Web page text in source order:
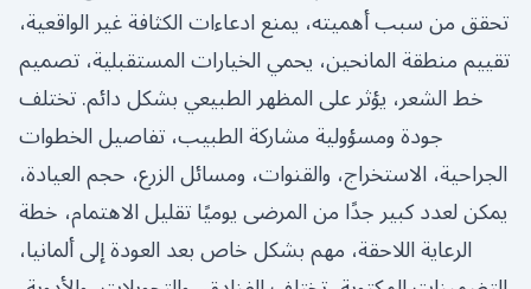
تحقق من سبب أهميته، يمنع ادعاءات الكثافة غير الواقعية،
تقييم منطقة المانحين، يحمي الخيارات المستقبلية، تصميم
خط الشعر، يؤثر على المظهر الطبيعي بشكل دائم. تختلف
جودة ومسؤولية مشاركة الطبيب، تفاصيل الخطوات
الجراحية، الاستخراج، والقنوات، ومسائل الزرع، حجم العيادة،
يمكن لعدد كبير جدًا من المرضى يوميًا تقليل الاهتمام، خطة
الرعاية اللاحقة، مهم بشكل خاص بعد العودة إلى ألمانيا،